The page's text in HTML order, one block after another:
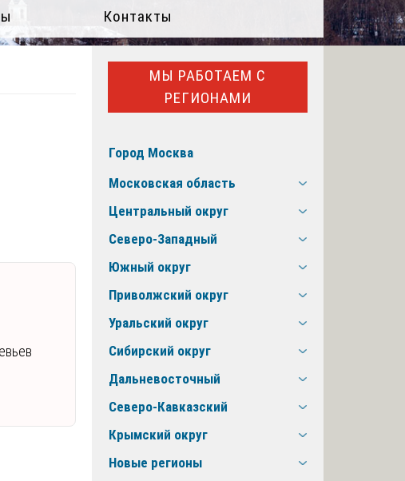
Контакты
МЫ РАБОТАЕМ С
РЕГИОНАМИ
Город Москва
Московская область
Центральный округ
Северо-Западный
Южный округ
Приволжский округ
Уральский округ
Сибирский округ
Дальневосточный
Северо-Кавказский
Крымский округ
Новые регионы